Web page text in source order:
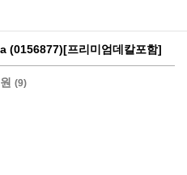
(0156877)[프리미엄데칼포함]
(9)